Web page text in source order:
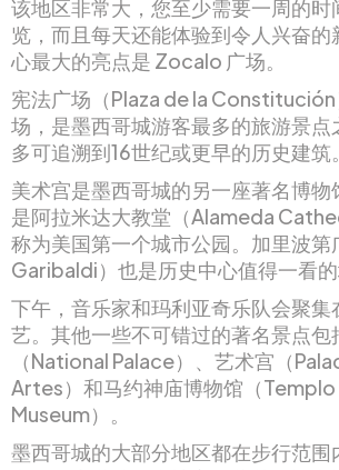
该地区非常大，您至少需要一周的时
览，而且每天还能体验到令人兴奋的
心最大的亮点是 Zocalo 广场。
宪法广场（Plaza de la
场，是墨西哥城游客最多的旅游景点
多可追溯到16世纪或更早的历史建筑。
美术宫是墨西哥城的另一座著名博物
是阿拉米达大教堂（Alameda
称为美国第一个城市公园。加里波第
Garibaldi）也是历史中心值得一看的
下午，音乐家和玛利亚奇乐队会聚集
艺。其他一些不可错过的著名景点包
（National Palace）、艺术宫（
Artes）和马约神庙博物馆（
Museum）。
墨西哥城的大部分地区都在步行范围